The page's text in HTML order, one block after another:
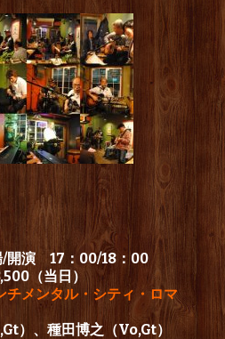
/開演 17：00/18：00
（当日）
メンタル・シティ・ロマ
）、種田博之（Vo,Gt）